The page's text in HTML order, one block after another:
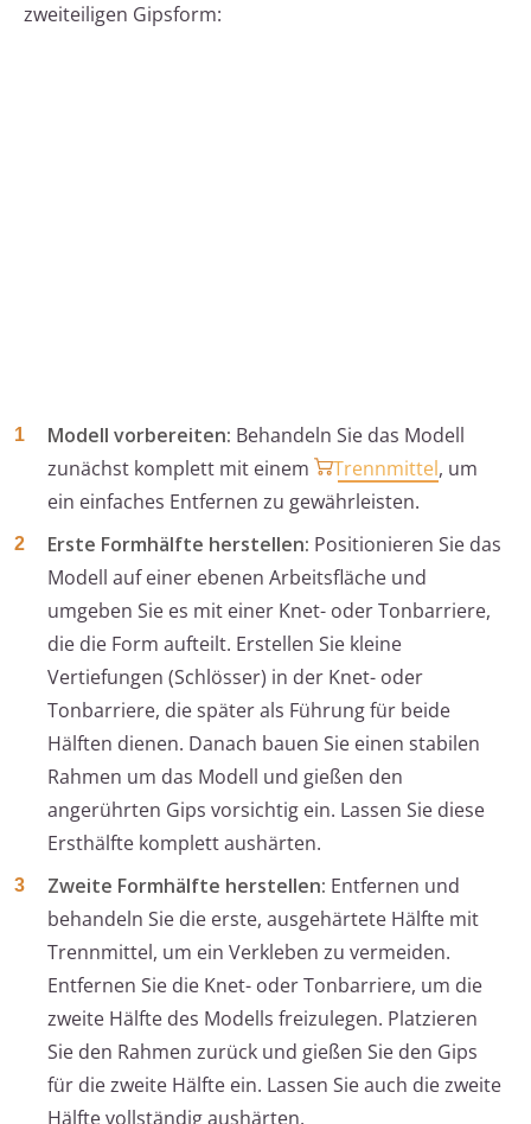
zweiteiligen Gipsform:
Modell vorbereiten: Behandeln Sie das Modell
zunächst komplett mit einem
Trennmittel, um
ein einfaches Entfernen zu gewährleisten.
Erste Formhälfte herstellen: Positionieren Sie das
Modell auf einer ebenen Arbeitsfläche und
umgeben Sie es mit einer Knet- oder Tonbarriere,
die die Form aufteilt. Erstellen Sie kleine
Vertiefungen (Schlösser) in der Knet- oder
Tonbarriere, die später als Führung für beide
Hälften dienen. Danach bauen Sie einen stabilen
Rahmen um das Modell und gießen den
angerührten Gips vorsichtig ein. Lassen Sie diese
Ersthälfte komplett aushärten.
Zweite Formhälfte herstellen: Entfernen und
behandeln Sie die erste, ausgehärtete Hälfte mit
Trennmittel, um ein Verkleben zu vermeiden.
Entfernen Sie die Knet- oder Tonbarriere, um die
zweite Hälfte des Modells freizulegen. Platzieren
Sie den Rahmen zurück und gießen Sie den Gips
für die zweite Hälfte ein. Lassen Sie auch die zweite
Hälfte vollständig aushärten.